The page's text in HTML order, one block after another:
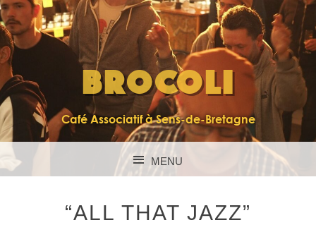
BROCOLI
Café Associatif à Sens-de-Bretagne
MENU
“ALL THAT JAZZ”